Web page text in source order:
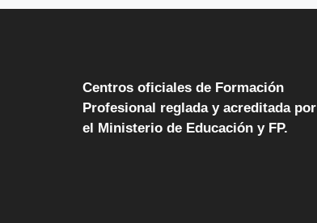
Centros oficiales de Formación
Profesional reglada y acreditada por
el Ministerio de Educación y FP.